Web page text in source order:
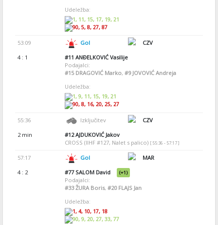
Udeležba:
1, 11, 15, 17, 19, 21
90, 5, 8, 27, 87
53:09 Gol
CZV
4 : 1
#11 ANĐELKOVIĆ Vasilije
Podajalci:
#15DRAGOVIĆ Marko, #9JOVOVIĆ Andreja
Udeležba:
1, 9, 11, 15, 19, 21
90, 8, 16, 20, 25, 27
55:36 Izključitev
CZV
2 min
#12AJDUKOVIĆ Jakov
CROSS (IIHF #127, Nalet s palico) [ 55:36 - 57:17 ]
57:17 Gol
MAR
4 : 2
#77SALOM David (+1)
Podajalci:
#33ŽURA Boris, #20FLAJS Jan
Udeležba:
1, 4, 10, 17, 18
90, 9, 20, 27, 33, 77